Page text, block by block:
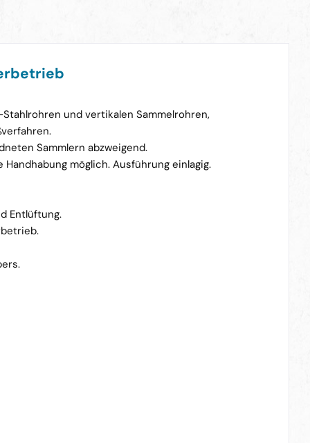
und vertikalen Sammelrohren,
Sammlern abzweigend.
möglich. Ausführung einlagig.
Entlüftung.